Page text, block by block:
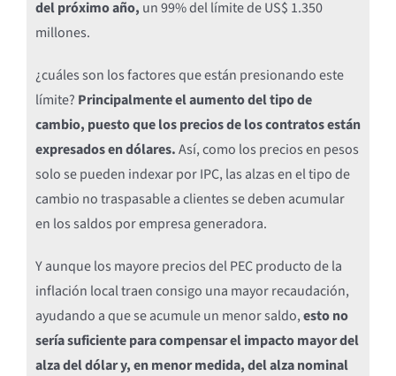
del próximo año, un 99% del límite de US$ 1.350
millones.
¿cuáles son los factores que están presionando este
límite? Principalmente el aumento del tipo de
cambio, puesto que los precios de los contratos están
expresados en dólares.Así, como los precios en pesos
solo se pueden indexar por IPC, las alzas en el tipo de
cambio no traspasable a clientes se deben acumular
en los saldos por empresa generadora.
Y aunque los mayore precios del PEC producto de la
inflación local traen consigo una mayor recaudación,
ayudando a que se acumule un menor saldo,esto no
sería suficiente para compensar el impacto mayor del
alza del dólar y, en menor medida, del alza nominal